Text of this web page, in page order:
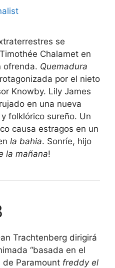
se
Chalamet en
ofrenda. Quemadura
por el nieto
Knowby. Lily James
en una nueva
folklórico sureño. Un
causa estragos en un
la bahia. Sonríe, hijo
la mañana!
Trachtenberg dirigirá
“basada en el
de Paramount freddy el